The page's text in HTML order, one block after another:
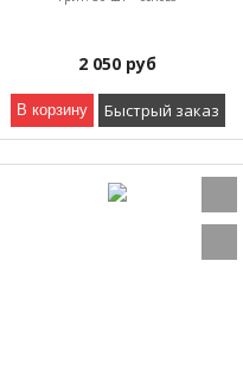
2 050 руб
В корзину Быстрый заказ